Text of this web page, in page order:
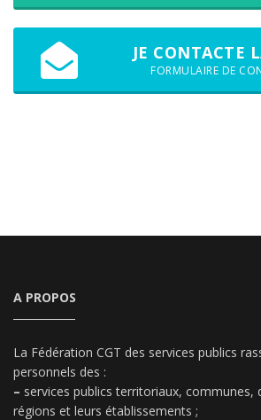
JE CONTACTE
FORMULAIRE DE
A PROPOS
La Fédération CGT des services publics
personnels des :
– services publics territoriaux, communes,
régions et leurs établissements ;